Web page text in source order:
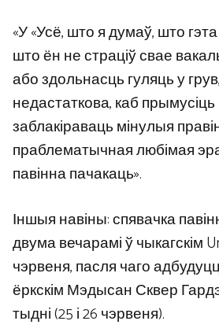
«У «Усё, што я думаў, што
што ён не страціў свае
або здольнасць гуляць у
недастаткова, каб
заблакіраваць мінулыя
праблематычная любімая
павінна пачакаць».
Іншыя навіны: спявачка
двума вечарамі ў чыкагскім
чэрвеня, пасля чаго
ёркскім Мэдысан Сквер
тыдні (25 і 26 чэрвеня).